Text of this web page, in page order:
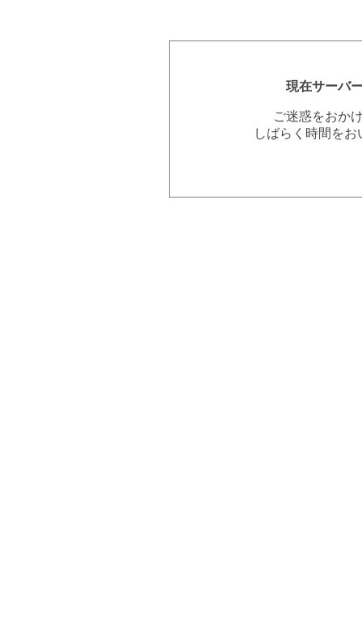
現在サーバ
ご迷惑をおか
しばらく時間を